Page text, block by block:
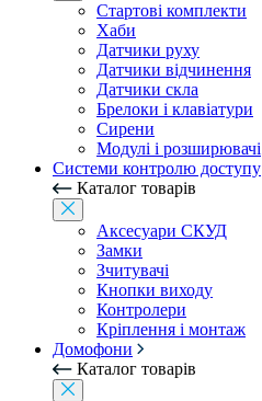
Стартові комплекти
Хаби
Датчики руху
Датчики відчинення
Датчики скла
Брелоки і клавіатури
Сирени
Модулі і розширювачі
Системи контролю доступу
Каталог товарів
Аксесуари СКУД
Замки
Зчитувачі
Кнопки виходу
Контролери
Кріплення і монтаж
Домофони
Каталог товарів